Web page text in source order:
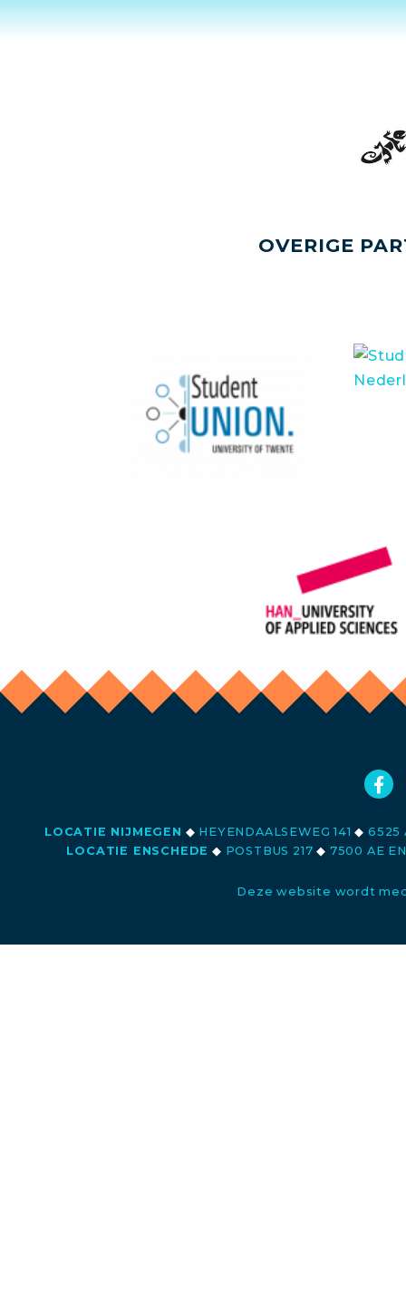
OVERIGE
LOCATIE NIJMEGEN ◆ HEYENDAALSEWEG 141◆ 6525
LOCATIE ENSCHEDE ◆ POSTBUS 217◆ 7500 AE
Deze website wordt